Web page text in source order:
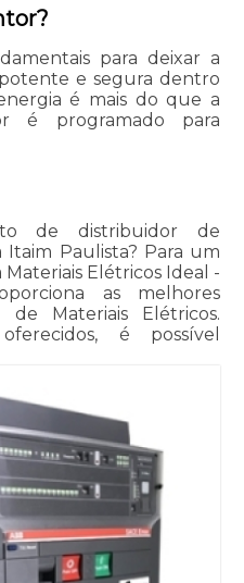
para deixar a
e segura dentro
é mais do que a
é programado para
de distribuidor de
Paulista? Para um
Elétricos Ideal -
as melhores
Materiais Elétricos.
é possível